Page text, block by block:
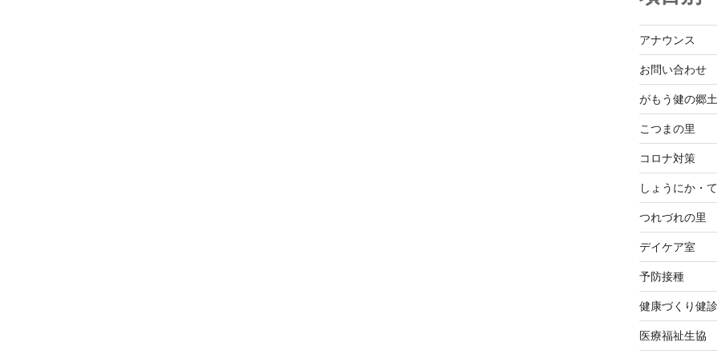
アナウンス
お問い合わせ
がもう健の郷
こつまの里
コロナ対策
しょうにか・
つれづれの里
デイケア室
予防接種
健康づくり健診
医療福祉生協